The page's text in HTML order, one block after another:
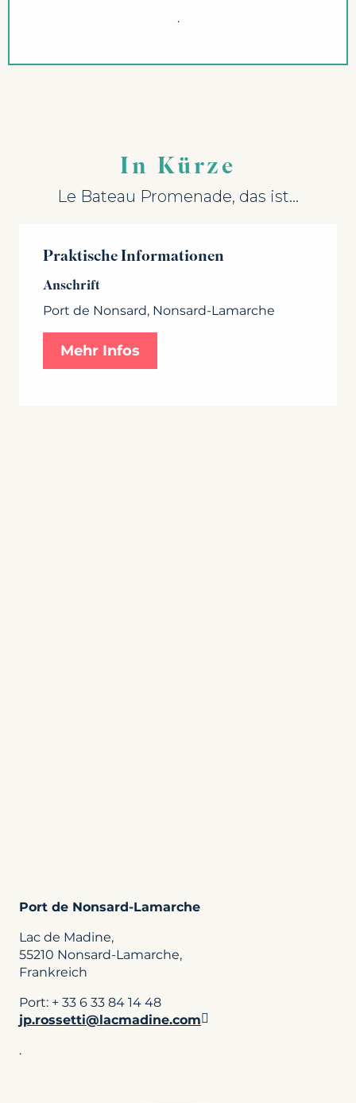
.
In Kürze
Le Bateau Promenade, das ist...
Praktische Informationen
Anschrift
Port de Nonsard, Nonsard-Lamarche
Mehr Infos
Port de Nonsard-Lamarche
Lac de Madine,
55210 Nonsard-Lamarche,
Frankreich
Port: + 33 6 33 84 14 48
jp.rossetti@lacmadine.com
.